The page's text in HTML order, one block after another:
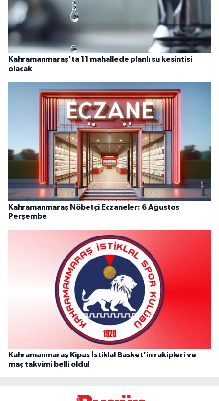
Kahramanmaraş'ta 11 mahallede planlı su kesintisi
olacak
Kahramanmaraş Nöbetçi Eczaneler: 6 Ağustos
Perşembe
Kahramanmaraş Kipaş İstiklal Basket’in rakipleri ve
maç takvimi belli oldu!